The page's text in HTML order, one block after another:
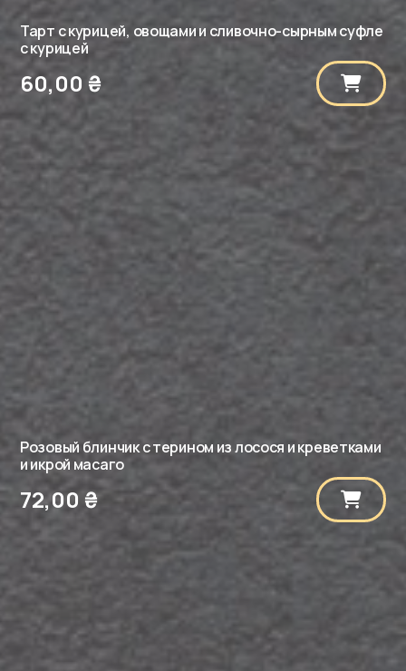
Тарт с курицей, овощами и сливочно-сырным суфле
с курицей
60,00 ₴
Розовый блинчик с терином из лосося и креветками
и икрой масаго
72,00₴